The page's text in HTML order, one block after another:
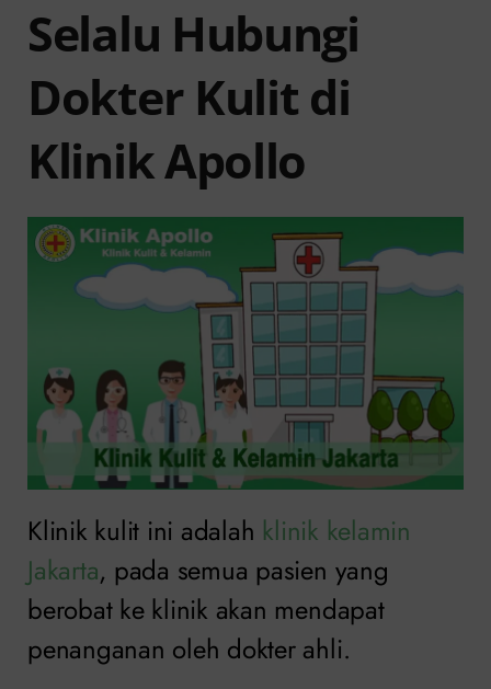
Selalu Hubungi
Dokter Kulit di
Klinik Apollo
Klinik kulit ini adalah klinik kelamin
Jakarta, pada semua pasien yang
berobat ke klinik akan mendapat
penanganan oleh dokter ahli.